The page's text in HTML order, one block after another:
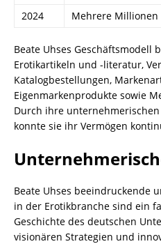
2024
Mehrere Millionen
Beate Uhses Geschäftsmodell
Erotikartikeln und -literatur,
Katalogbestellungen,
Eigenmarkenprodukte sowie
Durch ihre
konnte sie ihr Vermögen
Beate Uhses beeindruckende
in der Erotikbranche sind ein
Geschichte des deutschen
visionären Strategien und